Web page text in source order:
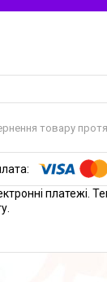
товару
платежі.